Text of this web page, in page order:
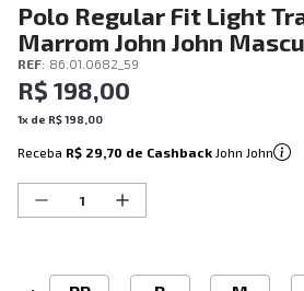
Polo Regular Fit Light
Marrom John John
REF: 86.01.0682_59
R$ 198,00
1x de R$198 00
Receba R$ 29,70 de Cashback John John